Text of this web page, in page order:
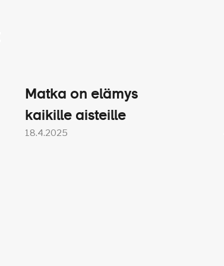
Matka on elämys
kaikille aisteille
18.4.2025